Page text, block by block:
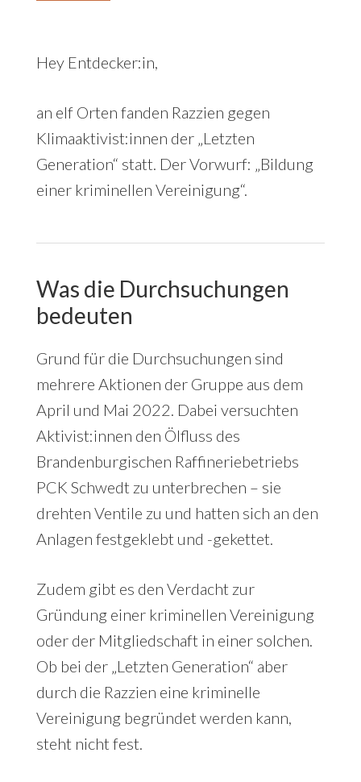
Hey Entdecker:in,
an elf Orten fanden Razzien gegen
Klimaaktivist:innen der „Letzten
Generation“ statt. Der Vorwurf: „Bildung
einer kriminellen Vereinigung“.
Was die Durchsuchungen
bedeuten
Grund für die Durchsuchungen sind
mehrere Aktionen der Gruppe aus dem
April und Mai 2022. Dabei versuchten
Aktivist:innen den Ölfluss des
Brandenburgischen Raffineriebetriebs
PCK Schwedt zu unterbrechen – sie
drehten Ventile zu und hatten sich an den
Anlagen festgeklebt und -gekettet.
Zudem gibt es den Verdacht zur
Gründung einer kriminellen Vereinigung
oder der Mitgliedschaft in einer solchen.
Ob bei der „Letzten Generation“ aber
durch die Razzien eine kriminelle
Vereinigung begründet werden kann,
steht nicht fest.